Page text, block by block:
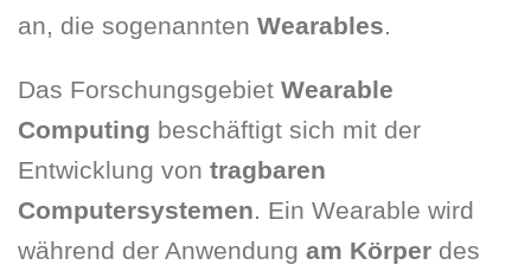
an, die sogenannten Wearables.
Das Forschungsgebiet Wearable
Computing beschäftigt sich mit der
Entwicklung von tragbaren
Computersystemen. Ein Wearable wird
während der Anwendung am Körper des